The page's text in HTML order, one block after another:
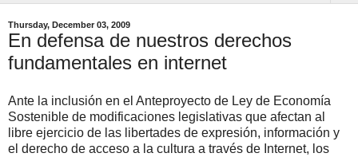
Thursday, December 03, 2009
En defensa de nuestros derechos
fundamentales en internet
Ante la inclusión en el Anteproyecto de Ley de Economía
Sostenible de modificaciones legislativas que afectan al
libre ejercicio de las libertades de expresión, información y
el derecho de acceso a la cultura a través de Internet, los